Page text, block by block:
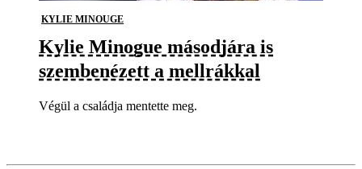
KYLIE MINOUGE
Kylie Minogue másodjára is
szembenézett a mellrákkal
Végül a családja mentette meg.